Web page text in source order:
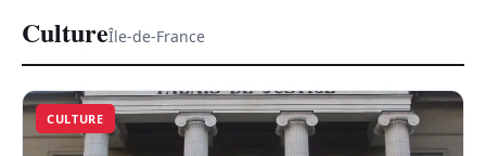
ACTUALITÉ
BONS PLANS
CultureÎle-de-France
CULTURE